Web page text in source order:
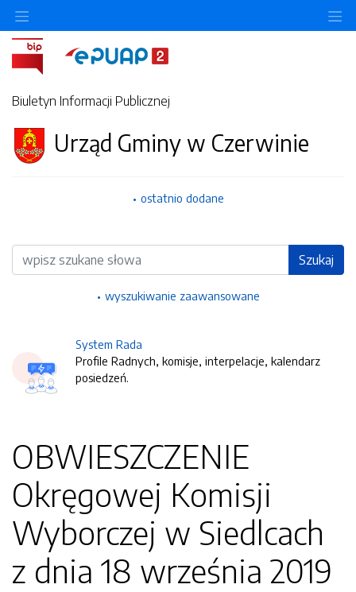
Biuletyn Informacji Publicznej
Urząd Gminy w Czerwinie
ostatnio dodane
Wyszukiwarka Szukaj
wyszukiwanie zaawansowane
System Rada
Profile Radnych, komisje, interpelacje, kalendarz
posiedzeń.
OBWIESZCZENIE
Okręgowej Komisji
Wyborczej w Siedlcach
z dnia 18 września 2019